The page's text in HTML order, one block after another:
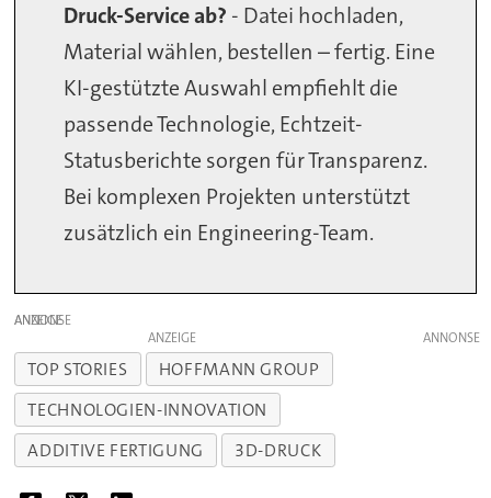
Druck-Service ab? - Datei hochladen,
Material wählen, bestellen – fertig. Eine
KI-gestützte Auswahl empfiehlt die
passende Technologie, Echtzeit-
Statusberichte sorgen für Transparenz.
Bei komplexen Projekten unterstützt
zusätzlich ein Engineering-Team.
ANZEIGE
ANZEIGE
TOP STORIES
HOFFMANN GROUP
TECHNOLOGIEN-INNOVATION
ADDITIVE FERTIGUNG
3D-DRUCK